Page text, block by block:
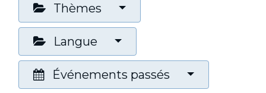
Thèmes
Langue
Événements passés